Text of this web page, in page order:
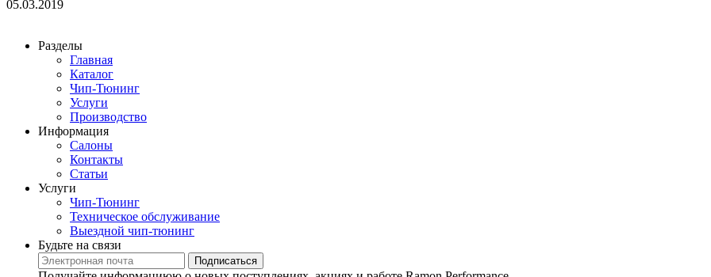
05.03.2019
Разделы
Главная
Каталог
Чип-Тюнинг
Услуги
Производство
Информация
Салоны
Контакты
Статьи
Услуги
Чип-Тюнинг
Техническое обслуживание
Выездной чип-тюнинг
Будьте на связи
Подписаться